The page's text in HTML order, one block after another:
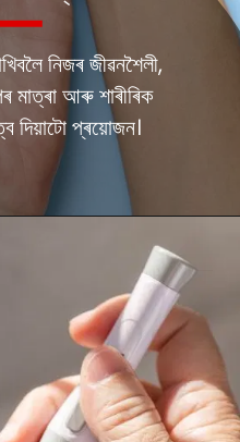
নিজৰ জীৱনশৈলী,
মাত্ৰা আৰু শাৰীৰিক
দিয়াটো প্ৰয়োজন।